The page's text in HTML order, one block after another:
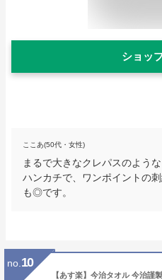
ショッ
ここあ(50代・女性)
まるで大きなクレパスのよう
ハンカチで、ワンポイントの
も◎です。
no. 10